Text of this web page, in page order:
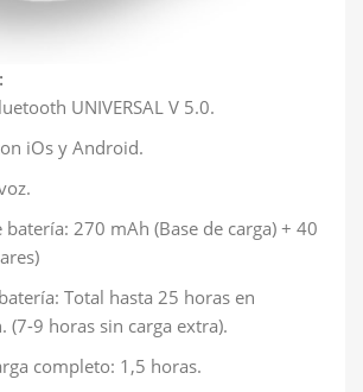
UNIVERSAL V 5.0.
iOs y Android.
batería: 270 mAh (Base de carga) + 40
Total hasta 25 horas en
(7-9 horas sin carga extra).
completo: 1,5 horas.